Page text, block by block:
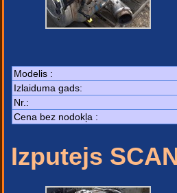
Modelis :
Izlaiduma gads:
Nr.:
Cena bez nodokļa :
Izputejs